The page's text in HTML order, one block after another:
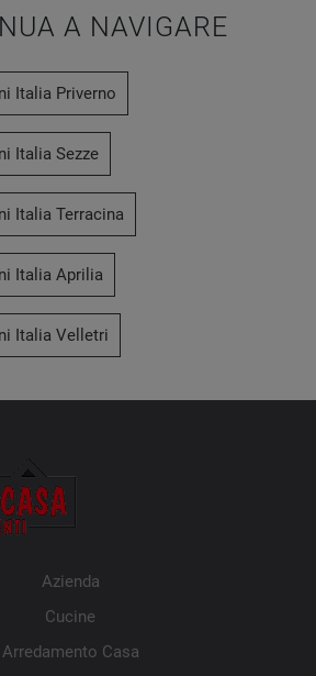
A NAVIGARE
Italia Priverno
Italia Sezze
Italia Terracina
Italia Aprilia
Italia Velletri
Azienda
Cucine
Arredamento Casa